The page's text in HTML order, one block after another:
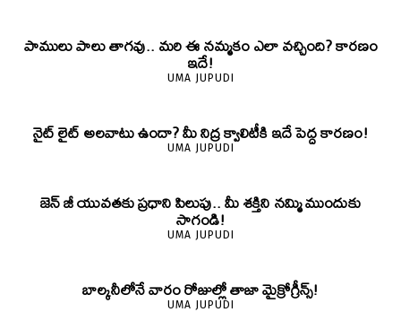
పాములు పాలు తాగవు.. మరి ఈ నమ్మకం ఎలా వచ్చింది? కారణం
ఇదే!
UMA JUPUDI
నైట్ లైట్ అలవాటు ఉందా? మీ నిద్ర క్వాలిటీకి ఇదే పెద్ద కారణం!
UMA JUPUDI
జెన్‌ జీ యువతకు ప్రధాని పిలుపు.. మీ శక్తిని నమ్మి ముందుకు
సాగండి!
UMA JUPUDI
బాల్కనీలోనే వారం రోజుల్లో తాజా మైక్రోగ్రీన్స్‌!
UMA JUPUDI